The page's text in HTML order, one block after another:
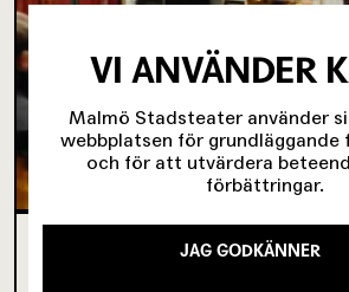
SJU SUPERVIKTIGA MINUTER OM
VI ANVÄNDER
Malmö Stadsteater använder
webbplatsen för
och för att utvärdera
förbättringar.
JAG GODKÄNNER